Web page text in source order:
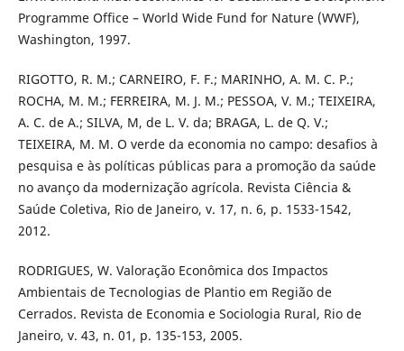
Programme Office – World Wide Fund for Nature (WWF),
Washington, 1997.
RIGOTTO, R. M.; CARNEIRO, F. F.; MARINHO, A. M. C. P.;
ROCHA, M. M.; FERREIRA, M. J. M.; PESSOA, V. M.; TEIXEIRA,
A. C. de A.; SILVA, M, de L. V. da; BRAGA, L. de Q. V.;
TEIXEIRA, M. M. O verde da economia no campo: desafios à
pesquisa e às políticas públicas para a promoção da saúde
no avanço da modernização agrícola. Revista Ciência &
Saúde Coletiva, Rio de Janeiro, v. 17, n. 6, p. 1533-1542,
2012.
RODRIGUES, W. Valoração Econômica dos Impactos
Ambientais de Tecnologias de Plantio em Região de
Cerrados. Revista de Economia e Sociologia Rural, Rio de
Janeiro, v. 43, n. 01, p. 135-153, 2005.